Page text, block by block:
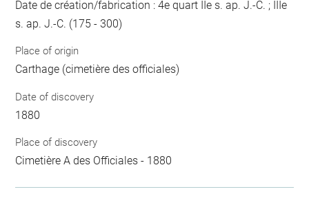
Date de création/fabrication : 4e quart IIe s. ap. J.-C. ; IIIe
s. ap. J.-C. (175 - 300)
Place of origin
Carthage (cimetière des officiales)
Date of discovery
1880
Place of discovery
Cimetière A des Officiales - 1880